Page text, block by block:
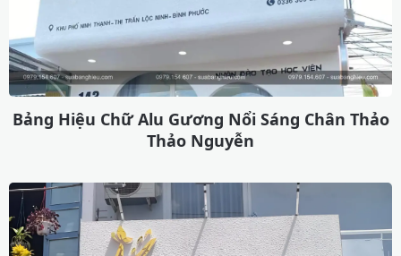
Bảng Hiệu Chữ Alu Gương Nổi Sáng Chân Thảo
Thảo Nguyễn